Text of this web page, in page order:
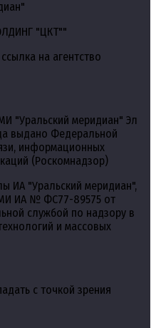
"ЦКТ""
на агентство
"Уральский меридиан" Эл
выдано Федеральной
информационных
(Роскомнадзор)
ИА "Уральский меридиан",
ИА № ФС77-89575 от
службой по надзору в
и массовых
с точкой зрения